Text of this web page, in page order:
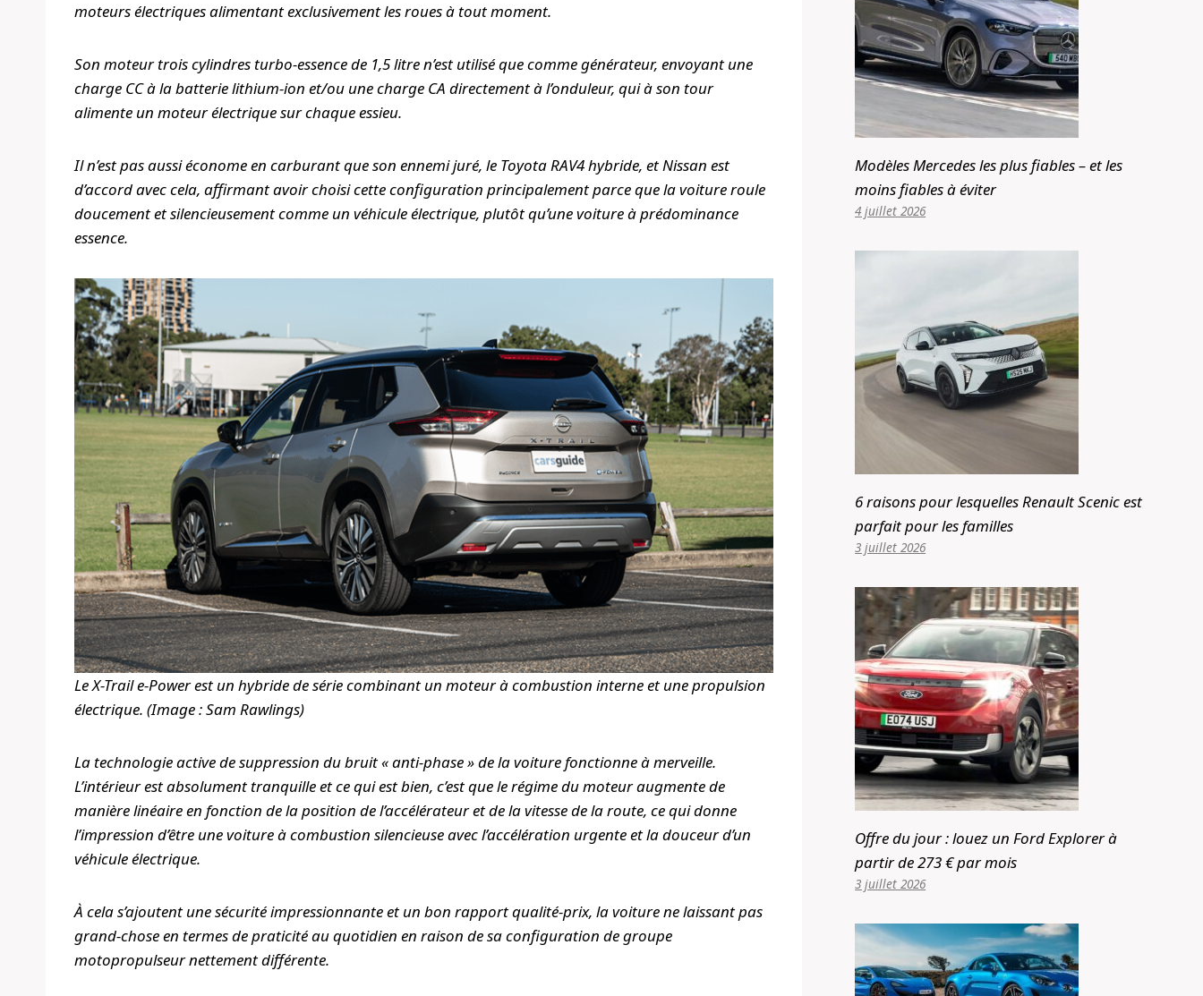
moteurs électriques alimentant exclusivement les roues à tout moment.
Son moteur trois cylindres turbo-essence de 1,5 litre n’est utilisé que comme générateur, envoyant une
charge CC à la batterie lithium-ion et/ou une charge CA directement à l’onduleur, qui à son tour
alimente un moteur électrique sur chaque essieu.
Il n’est pas aussi économe en carburant que son ennemi juré, le Toyota RAV4 hybride, et Nissan est
d’accord avec cela, affirmant avoir choisi cette configuration principalement parce que la voiture roule
doucement et silencieusement comme un véhicule électrique, plutôt qu’une voiture à prédominance
essence.
Le X-Trail e-Power est un hybride de série combinant un moteur à combustion interne et une propulsion
électrique. (Image : Sam Rawlings)
La technologie active de suppression du bruit « anti-phase » de la voiture fonctionne à merveille.
L’intérieur est absolument tranquille et ce qui est bien, c’est que le régime du moteur augmente de
manière linéaire en fonction de la position de l’accélérateur et de la vitesse de la route, ce qui donne
l’impression d’être une voiture à combustion silencieuse avec l’accélération urgente et la douceur d’un
véhicule électrique.
À cela s’ajoutent une sécurité impressionnante et un bon rapport qualité-prix, la voiture ne laissant pas
grand-chose en termes de praticité au quotidien en raison de sa configuration de groupe
motopropulseur nettement différente.
Modèles Mercedes les plus fiables – et les
moins fiables à éviter
4 juillet 2026
6 raisons pour lesquelles Renault Scenic est
parfait pour les familles
3 juillet 2026
Offre du jour : louez un Ford Explorer à
partir de 273 € par mois
3 juillet 2026